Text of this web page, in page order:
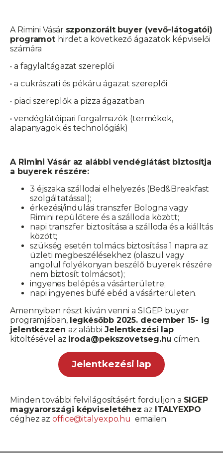
A Rimini Vásár szponzorált buyer (vevő-látogatói)
programot hirdet a következő ágazatok képviselői
számára
• a fagylaltágazat szereplői
• a cukrászati és pékáru ágazat szereplői
• piaci szereplők a pizza ágazatban
• vendéglátóipari forgalmazók (termékek,
alapanyagok és technológiák)
A Rimini Vásár az alábbi vendéglátást biztosítja
a buyerek részére:
3 éjszaka szállodai elhelyezés (Bed&Breakfast
szolgáltatással);
érkezési/indulási transzfer Bologna vagy
Rimini repülőtere és a szálloda között;
napi transzfer biztosítása a szálloda és a kiálltás
között;
szükség esetén tolmács biztosítása 1 napra az
üzleti megbeszélésekhez (olaszul vagy
angolul folyékonyan beszélő buyerek részére
nem biztosít tolmácsot);
ingyenes belépés a vásárterületre;
napi ingyenes büfé ebéd a vásárterületen.
Amennyiben részt kíván venni a SIGEP buyer
programjában, legkésőbb 2025. december 15- ig
jelentkezzen az alábbi Jelentkezési lap
kitöltésével az iroda@pekszovetseg.hu címen.
Jelentkezési lap
Minden további felvilágosításért forduljon a SIGEP
magyarországi képviseletéhez az ITALYEXPO
céghez azoffice@italyexpo.hu emailen.